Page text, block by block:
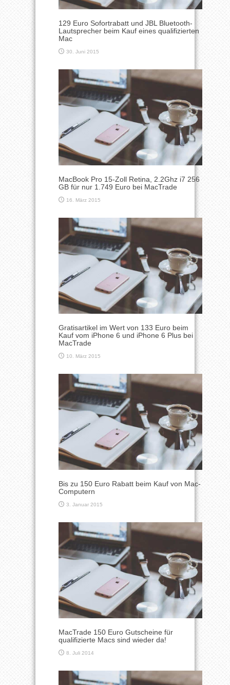
129 Euro Sofortrabatt und JBL Bluetooth-
Lautsprecher beim Kauf eines qualifizierten
Mac
30. Juni 2015
MacBook Pro 15-Zoll Retina, 2.2Ghz i7 256
GB für nur 1.749 Euro bei MacTrade
16. März 2015
Gratisartikel im Wert von 133 Euro beim
Kauf vom iPhone 6 und iPhone 6 Plus bei
MacTrade
10. März 2015
Bis zu 150 Euro Rabatt beim Kauf von Mac-
Computern
3. Januar 2015
MacTrade 150 Euro Gutscheine für
qualifizierte Macs sind wieder da!
8. Juli 2014